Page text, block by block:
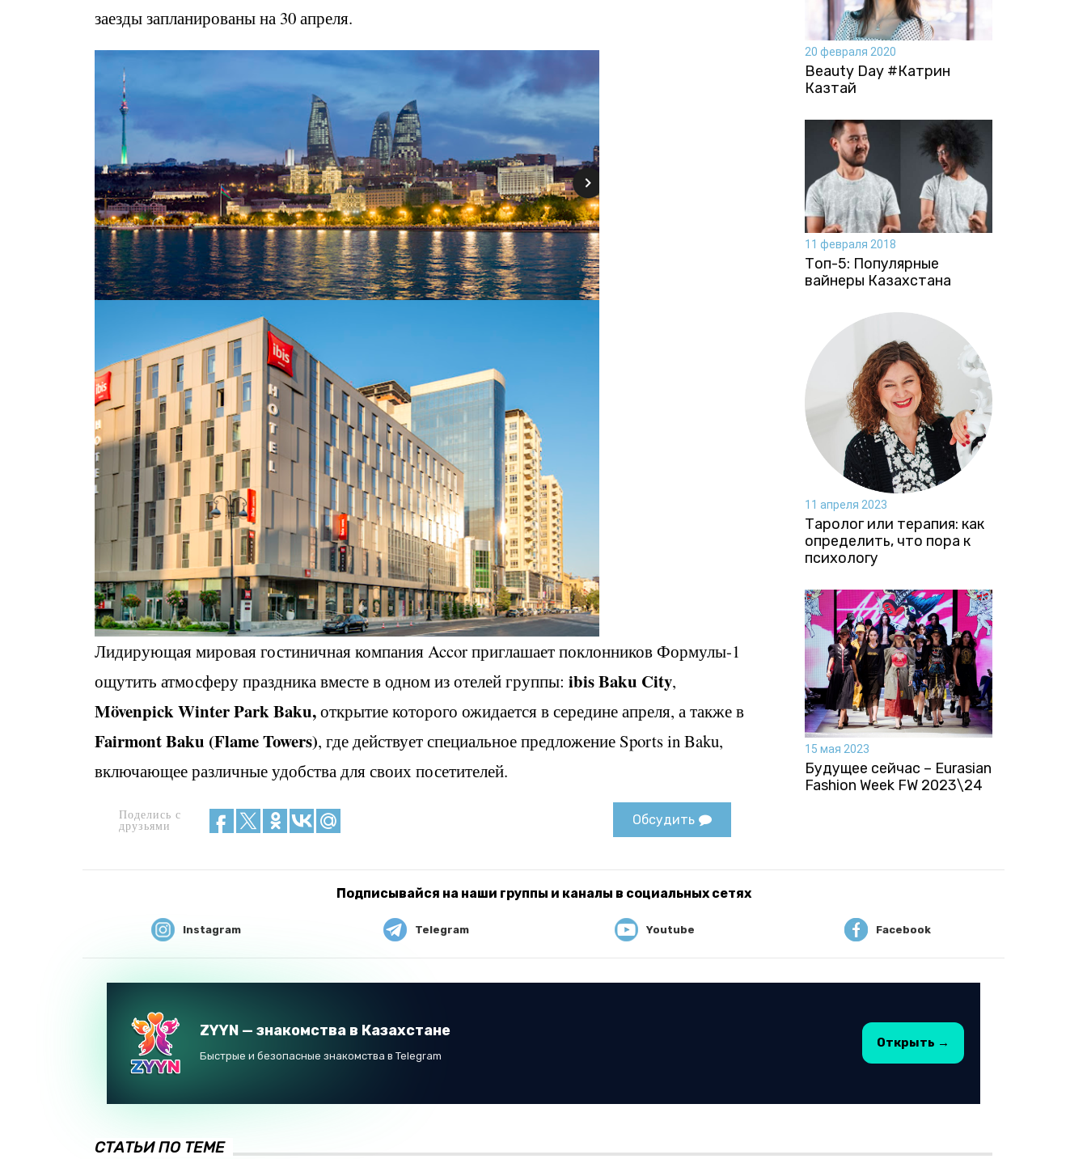
заезды запланированы на 30 апреля.
Лидирующая мировая гостиничная компания Accor приглашает поклонников Формулы-1
ощутить атмосферу праздника вместе в одном из отелей группы: ibisBaku City,
MövenpickWinterParkBaku,открытие которого ожидается в середине апреля, а также в
FairmontBaku (FlameTowers), где действует специальное предложение Sports in Baku,
включающее различные удобства для своих посетителей.
Поделись с
друзьями
Обсудить
20 февраля 2020
Beauty Day #Катрин
Казтай
11 февраля 2018
Топ-5: Популярные
вайнеры Казахстана
11 апреля 2023
Таролог или терапия: как
определить, что пора к
психологу
15 мая 2023
Будущее сейчас – Eurasian
Fashion Week FW 2023\24
Подписывайся на наши группы и каналы в социальных сетях
Instagram Telegram Youtube Facebook
ZYYN — знакомства в Казахстане
Быстрые и безопасные знакомства в Telegram
Открыть →
СТАТЬИ ПО ТЕМЕ